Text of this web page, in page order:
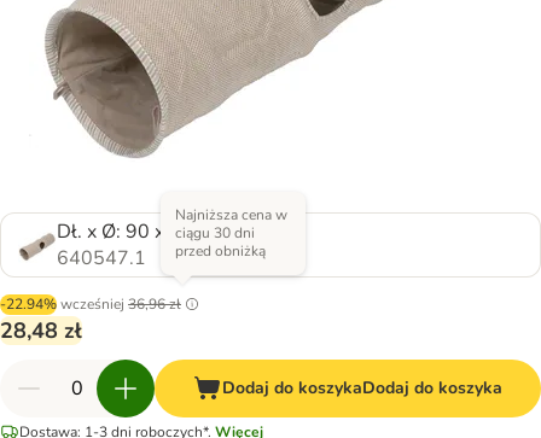
Dł. x Ø: 90 x 25 cm
640547.1
-22.94%wcześniej 36,96 zł
Najniższa cena w
ciągu 30 dni
przed obniżką
28,48 zł
Dodaj do koszykaDodaj do koszyka
Dostawa: 1-3 dni roboczych*. Więcej